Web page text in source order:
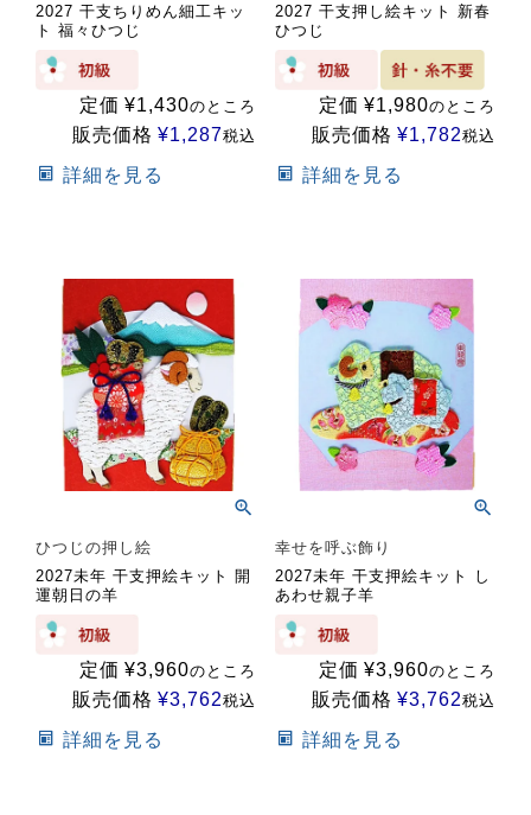
2027 干支ちりめん細工キッ
ト 福々ひつじ
定価 ¥1,430のところ
販売価格 ¥1,287税込
詳細を見る
2027 干支押し絵キット 新春
ひつじ
定価 ¥1,980のところ
販売価格 ¥1,782税込
詳細を見る
ひつじの押し絵
2027未年 干支押絵キット 開
運朝日の羊
定価 ¥3,960のところ
販売価格 ¥3,762税込
詳細を見る
幸せを呼ぶ飾り
2027未年 干支押絵キット し
あわせ親子羊
定価 ¥3,960のところ
販売価格 ¥3,762税込
詳細を見る